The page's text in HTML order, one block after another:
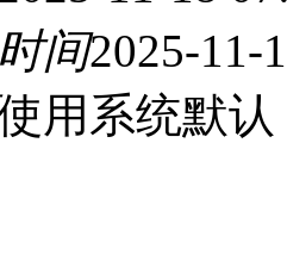
间2025-11-
用系统默认